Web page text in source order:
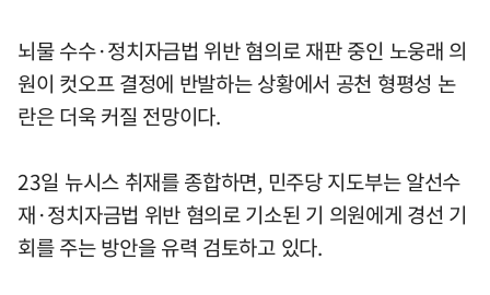
뇌물 수수·정치자금법 위반 혐의로 재판 중인 노웅래 의
원이 컷오프 결정에 반발하는 상황에서 공천 형평성 논
란은 더욱 커질 전망이다.
23일 뉴시스 취재를 종합하면, 민주당 지도부는 알선수
재·정치자금법 위반 혐의로 기소된 기 의원에게 경선 기
회를 주는 방안을 유력 검토하고 있다.